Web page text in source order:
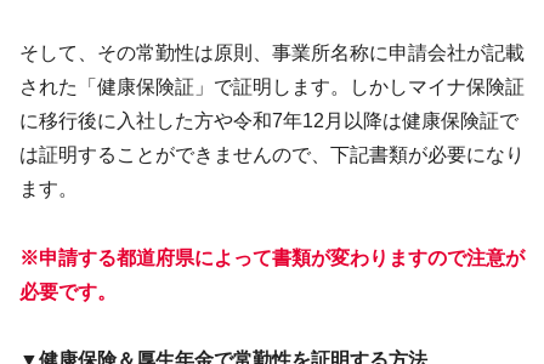
そして、その常勤性は原則、事業所名称に申請会社が記載
された「健康保険証」で証明します。しかしマイナ保険証
に移行後に入社した方や令和7年12月以降は健康保険証で
は証明することができませんので、下記書類が必要になり
ます。
※申請する都道府県によって書類が変わりますので注意が
必要です。